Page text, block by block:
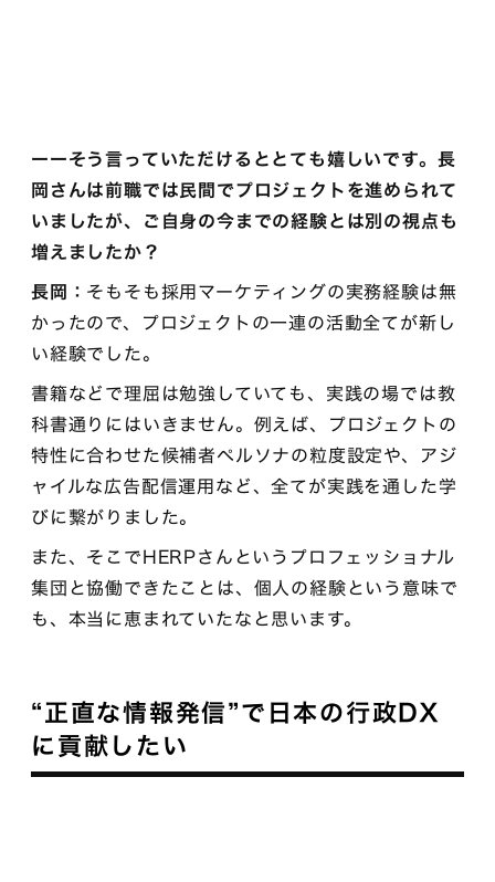
ーーそう言っていただけるととても嬉しいです。長
岡さんは前職では民間でプロジェクトを進められて
いましたが、ご自身の今までの経験とは別の視点も
増えましたか？
長岡： そもそも採用マーケティングの実務経験は無
かったので、プロジェクトの一連の活動全てが新し
い経験でした。
書籍などで理屈は勉強していても、実践の場では教
科書通りにはいきません。例えば、プロジェクトの
特性に合わせた候補者ペルソナの粒度設定や、アジ
ャイルな広告配信運用など、全てが実践を通した学
びに繋がりました。
また、そこでHERPさんというプロフェッショナル
集団と協働できたことは、個人の経験という意味で
も、本当に恵まれていたなと思います。
“正直な情報発信”で日本の行政DX
に貢献したい